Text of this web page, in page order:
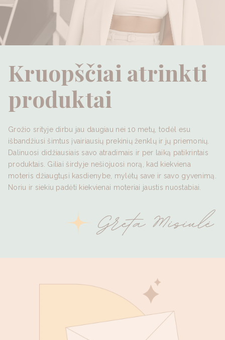
Kruopščiai atrinkti
produktai
Grožio srityje dirbu jau daugiau nei 10 metų, todėl esu
išbandžiusi šimtus įvairiausių prekinių ženklų ir jų priemonių.
Dalinuosi didžiausiais savo atradimais ir per laiką patikrintais
produktais. Giliai širdyje nešiojuosi norą, kad kiekviena
moteris džiaugtųsi kasdienybe, mylėtų save ir savo gyvenimą.
Noriu ir siekiu padėti kiekvienai moteriai jaustis nuostabiai.